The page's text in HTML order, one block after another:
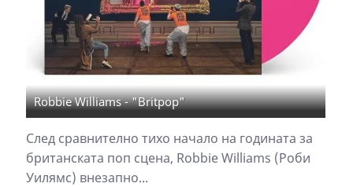
Robbie Williams - "Britpop"
След сравнително тихо начало на годината за
британската поп сцена, Robbie Williams (Роби
Уилямс) внезапно...